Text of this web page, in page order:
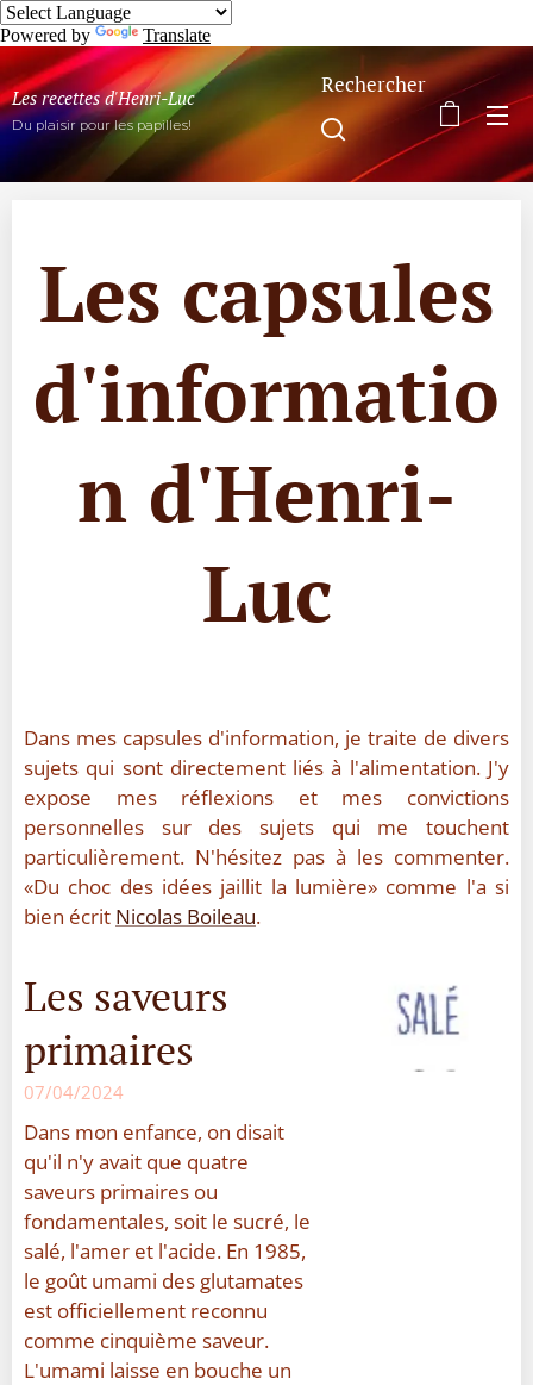
Powered by Translate
Les recettes d'Henri-Luc
Du plaisir pour les papilles!
Rechercher
Les capsules
d'informatio
n d'Henri-
Luc
Dans mes capsules d'information, je traite de divers
sujets qui sont directement liés à l'alimentation. J'y
expose mes réflexions et mes convictions
personnelles sur des sujets qui me touchent
particulièrement. N'hésitez pas à les commenter.
«Du choc des idées jaillit la lumière» comme l'a si
bien écrit Nicolas Boileau.
Les saveurs
primaires
07/04/2024
Dans mon enfance, on disait
qu'il n'y avait que quatre
saveurs primaires ou
fondamentales, soit le sucré, le
salé, l'amer et l'acide. En 1985,
le goût umami des glutamates
est officiellement reconnu
comme cinquième saveur.
L'umami laisse en bouche un